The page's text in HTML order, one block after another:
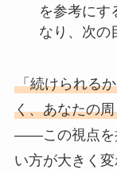
を参考にす
なり、次の
「続けられる
く、あなたの
——この視点を
い方が大きく